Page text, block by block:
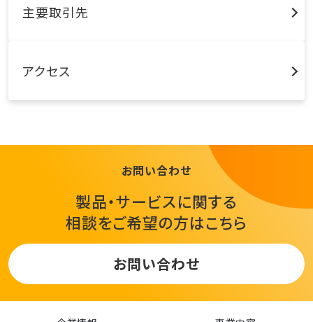
主要取引先
アクセス
お問い合わせ
製品・サービスに関する
相談をご希望の方はこちら
お問い合わせ